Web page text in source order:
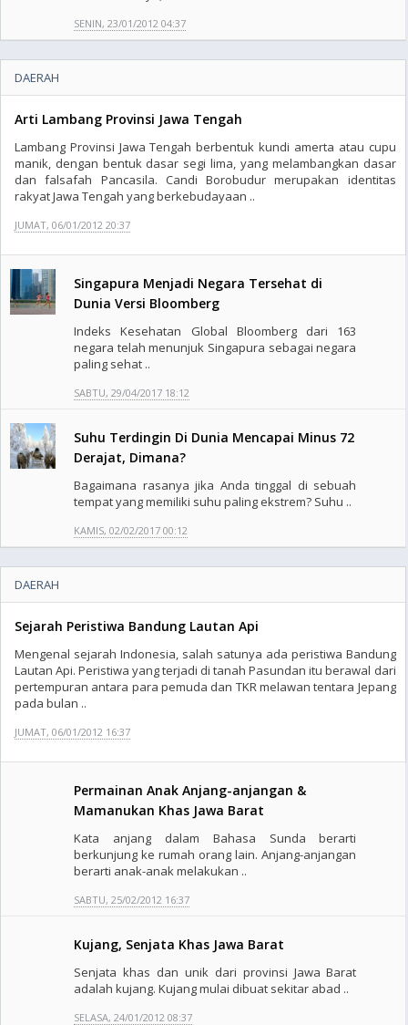
SENIN, 23/01/2012 04:37
DAERAH
Arti Lambang Provinsi Jawa Tengah
Lambang Provinsi Jawa Tengah berbentuk kundi amerta atau cupu
manik, dengan bentuk dasar segi lima, yang melambangkan dasar
dan falsafah Pancasila. Candi Borobudur merupakan identitas
rakyat Jawa Tengah yang berkebudayaan ..
JUMAT, 06/01/2012 20:37
Singapura Menjadi Negara Tersehat di
Dunia Versi Bloomberg
Indeks Kesehatan Global Bloomberg dari 163
negara telah menunjuk Singapura sebagai negara
paling sehat ..
SABTU, 29/04/2017 18:12
Suhu Terdingin Di Dunia Mencapai Minus 72
Derajat, Dimana?
Bagaimana rasanya jika Anda tinggal di sebuah
tempat yang memiliki suhu paling ekstrem? Suhu ..
KAMIS, 02/02/2017 00:12
DAERAH
Sejarah Peristiwa Bandung Lautan Api
Mengenal sejarah Indonesia, salah satunya ada peristiwa Bandung
Lautan Api. Peristiwa yang terjadi di tanah Pasundan itu berawal dari
pertempuran antara para pemuda dan TKR melawan tentara Jepang
pada bulan ..
JUMAT, 06/01/2012 16:37
Permainan Anak Anjang-anjangan &
Mamanukan Khas Jawa Barat
Kata anjang dalam Bahasa Sunda berarti
berkunjung ke rumah orang lain. Anjang-anjangan
berarti anak-anak melakukan ..
SABTU, 25/02/2012 16:37
Kujang, Senjata Khas Jawa Barat
Senjata khas dan unik dari provinsi Jawa Barat
adalah kujang. Kujang mulai dibuat sekitar abad ..
SELASA, 24/01/2012 08:37